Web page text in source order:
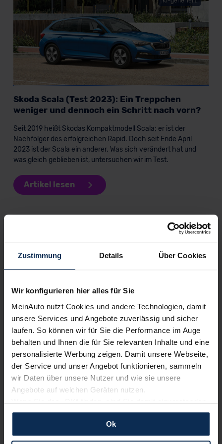
Zustimmung Details Über Cookies
Wir konfigurieren hier alles für Sie
MeinAuto nutzt Cookies und andere Technologien, damit
unsere Services und Angebote zuverlässig und sicher
laufen. So können wir für Sie die Performance im Auge
behalten und Ihnen die für Sie relevanten Inhalte und eine
personalisierte Werbung zeigen. Damit unsere Webseite,
der Service und unser Angebot funktionieren, sammeln
wir Daten über unsere Nutzer und wie sie unsere
Angebote auf welchen Geräten nutzen.
Wenn Sie das „OK“ finden, sind Sie damit einverstanden
und erlauben uns Cookies für unseren Service zu
verwenden und diese Daten an Dritte weiterzugeben,
etwa an unsere Marketingpartner. Falls Sie dem nicht
Ok
Skoda Scala (Test 2023): Ein Treppchen
weniger und dennoch ein Schritt nach vorn?
Seit 2019 heißt Skodas Kompaktmodell Scala; er ist der
Nachfolger des erfolgreichen Rapid. Doch seit Ende April
2023 ist der Scala ein anderer. Was sich verändert hat und
was gleich geblieben ist, untersuchen wir im Test.
Artikel lesen
KI-generiert
Skoda Enyaq iV (Test 2023): Umfangreich erneuert.
Auch umfangreich verbessert?
KI-generiert